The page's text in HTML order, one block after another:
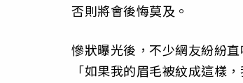
否則將會後悔莫及。
慘狀曝光後，不少網友紛紛
「如果我的眉毛被紋成這樣